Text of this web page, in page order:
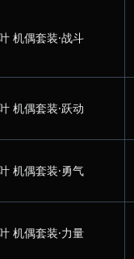
机偶套装·战斗
机偶套装·跃动
机偶套装·勇气
机偶套装·力量